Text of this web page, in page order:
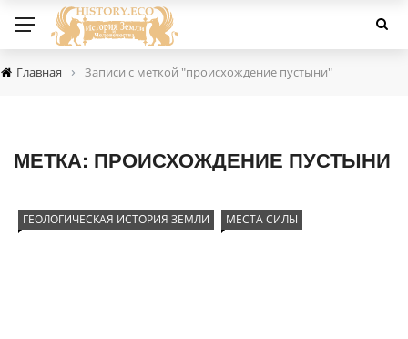
Главная › Записи с меткой "происхождение пустыни"
МЕТКА: ПРОИСХОЖДЕНИЕ ПУСТЫНИ
ГЕОЛОГИЧЕСКАЯ ИСТОРИЯ ЗЕМЛИ МЕСТА СИЛЫ